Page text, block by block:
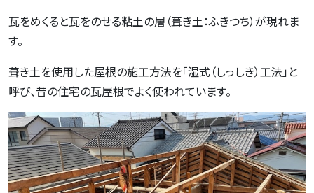
瓦をめくると瓦をのせる粘土の層（葺き土：ふきつち）が現れま
す。
葺き土を使用した屋根の施工方法を「湿式（しっしき）工法」と
呼び、昔の住宅の瓦屋根でよく使われています。